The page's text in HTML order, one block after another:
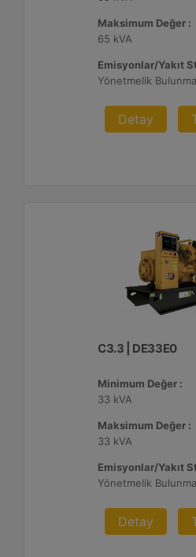
Maksimum Değer :
65 kVA
Emisyonlar/Yakıt
Yönetmelik
Detay
C3.3 | DE33E0
Minimum Değer :
33 kVA
Maksimum Değer :
33 kVA
Emisyonlar/Yakıt
Yönetmelik
Detay